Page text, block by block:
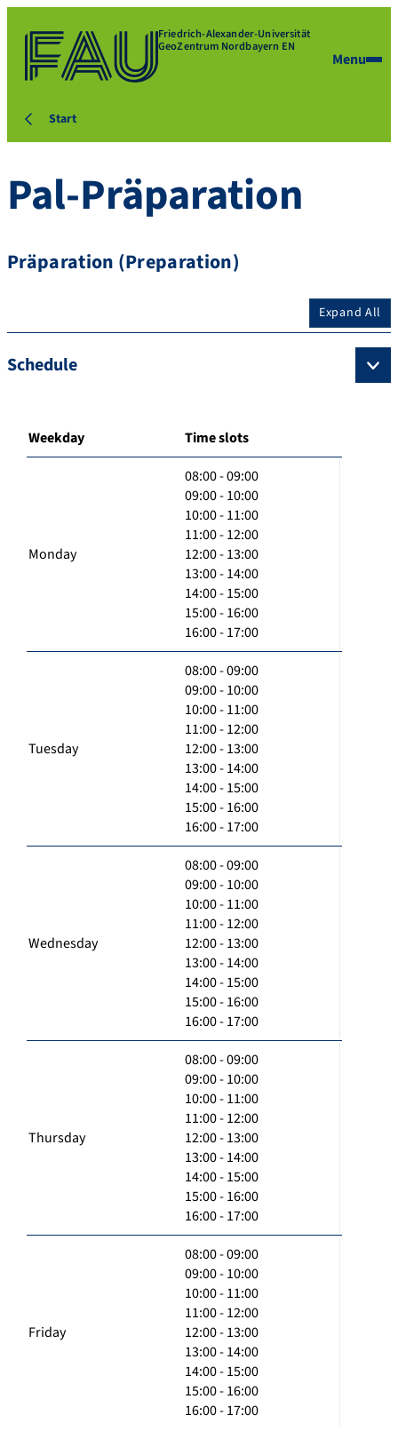
Friedrich-Alexander-Universität
GeoZentrum Nordbayern EN
Menu
Start
Pal-Präparation
Präparation (Preparation)
Expand All
Schedule
Weekday Time slots
Monday
08:00 - 09:00
09:00 - 10:00
10:00 - 11:00
11:00 - 12:00
12:00 - 13:00
13:00 - 14:00
14:00 - 15:00
15:00 - 16:00
16:00 - 17:00
Tuesday
08:00 - 09:00
09:00 - 10:00
10:00 - 11:00
11:00 - 12:00
12:00 - 13:00
13:00 - 14:00
14:00 - 15:00
15:00 - 16:00
16:00 - 17:00
Wednesday
08:00 - 09:00
09:00 - 10:00
10:00 - 11:00
11:00 - 12:00
12:00 - 13:00
13:00 - 14:00
14:00 - 15:00
15:00 - 16:00
16:00 - 17:00
Thursday
08:00 - 09:00
09:00 - 10:00
10:00 - 11:00
11:00 - 12:00
12:00 - 13:00
13:00 - 14:00
14:00 - 15:00
15:00 - 16:00
16:00 - 17:00
Friday
08:00 - 09:00
09:00 - 10:00
10:00 - 11:00
11:00 - 12:00
12:00 - 13:00
13:00 - 14:00
14:00 - 15:00
15:00 - 16:00
16:00 - 17:00